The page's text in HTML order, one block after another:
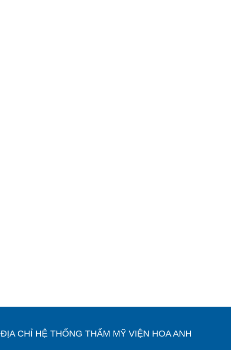
ĐỊA CHỈ HỆ THỐNG THẨM MỸ VIỆN HOA ANH